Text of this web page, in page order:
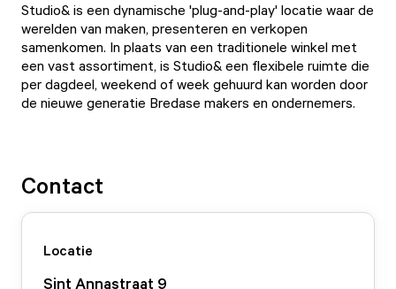
Studio& is een dynamische 'plug-and-play' locatie waar de
werelden van maken, presenteren en verkopen
samenkomen. In plaats van een traditionele winkel met
een vast assortiment, is Studio& een flexibele ruimte die
per dagdeel, weekend of week gehuurd kan worden door
de nieuwe generatie Bredase makers en ondernemers.
Contact
Locatie
Sint Annastraat 9